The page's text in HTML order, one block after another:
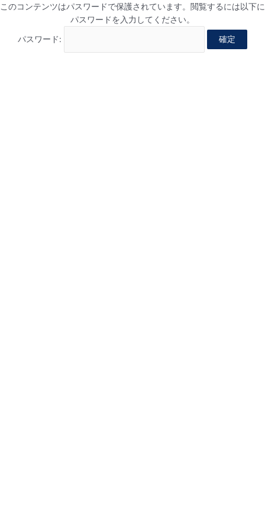
このコンテンツはパスワードで保護されています。閲覧するには以下に
パスワードを入力してください。
パスワード: